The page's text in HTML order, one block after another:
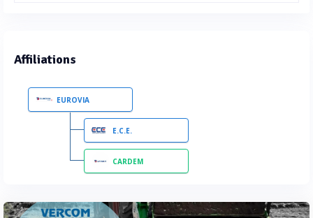
Affiliations
EUROVIA
E.C.E.
CARDEM